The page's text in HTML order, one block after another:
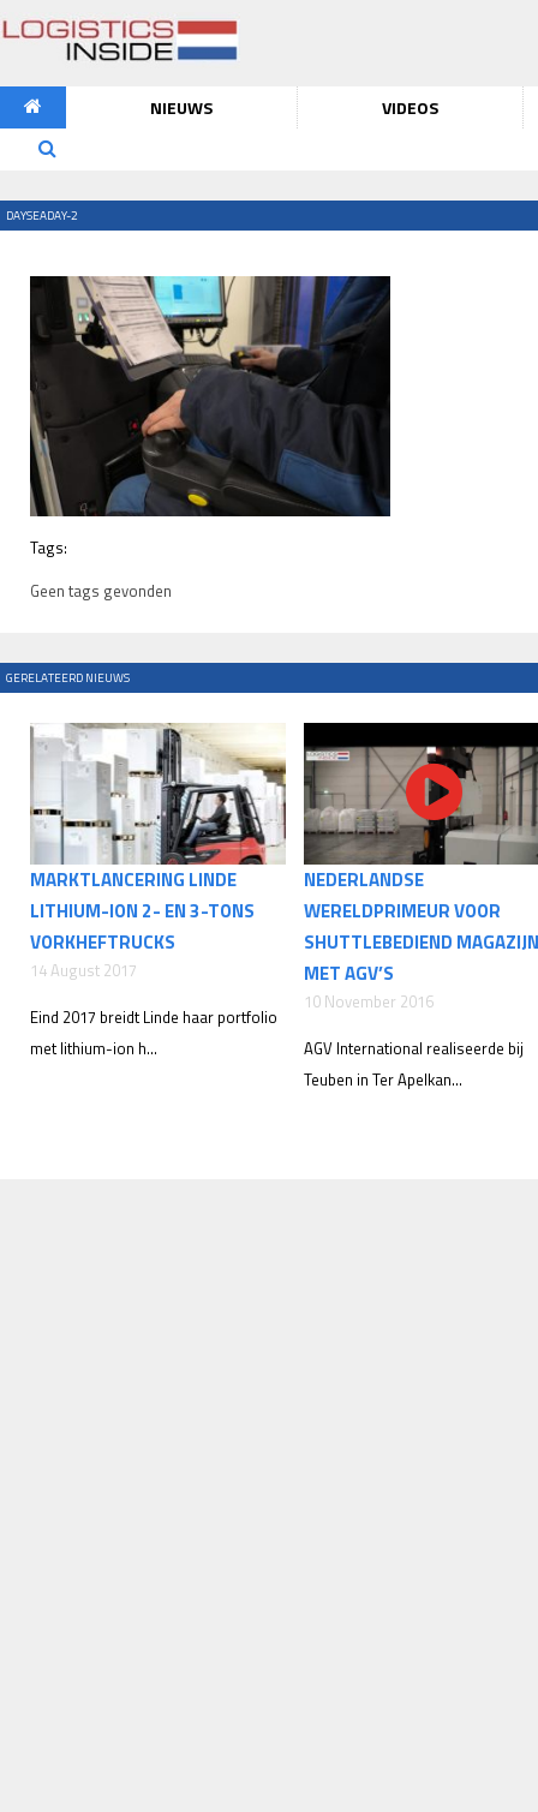
NIEUWS VIDEOS
DAYSEADAY-2
Tags:
Geen tags gevonden
GERELATEERD NIEUWS
MARKTLANCERING LINDE
LITHIUM-ION 2- EN 3-TONS
VORKHEFTRUCKS
14 August 2017
Eind 2017 breidt Linde haar portfolio
met lithium-ion h...
NEDERLANDSE
WERELDPRIMEUR VOOR
SHUTTLEBEDIEND MAGAZIJN
MET AGV’S
10 November 2016
AGV International realiseerde bij
Teuben in Ter Apelkan...